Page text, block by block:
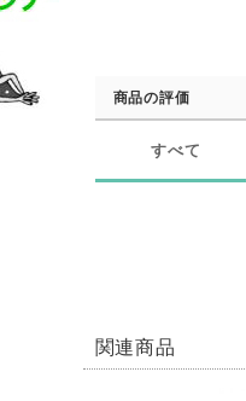
商品の評価
すべて
関連商品